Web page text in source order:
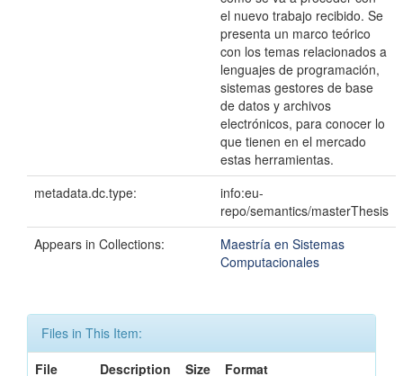
el nuevo trabajo recibido. Se
presenta un marco teórico
con los temas relacionados a
lenguajes de programación,
sistemas gestores de base
de datos y archivos
electrónicos, para conocer lo
que tienen en el mercado
estas herramientas.
metadata.dc.type:
info:eu-
repo/semantics/masterThesis
Appears in Collections:
Maestría en Sistemas
Computacionales
Files in This Item:
File
Description Size
Format